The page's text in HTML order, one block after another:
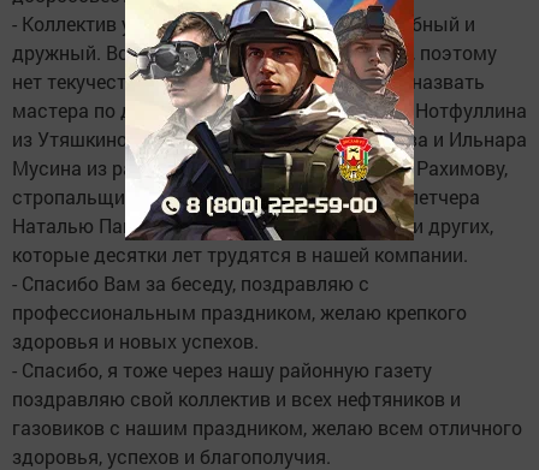
- Коллектив у нас стабильный, работоспособный и
дружный. Все получают неплохую зарплату, поэтому
нет текучести кадров. В числе лучших могу назвать
мастера по добыче нефти и газа Сагидуллу Нотфуллина
из Утяшкино, операторов Фарита Мингалеева и Ильнара
Мусина из райцентра, лаборанта Гульчачак Рахимову,
стропальщика Мидхата Фатхутдинова, диспетчера
Наталью Павлову (все из Новошешминска) и других,
которые десятки лет трудятся в нашей компании.
- Спасибо Вам за беседу, поздравляю с
профессиональным праздником, желаю крепкого
здоровья и новых успехов.
- Спасибо, я тоже через нашу районную газету
поздравляю свой коллектив и всех нефтяников и
газовиков с нашим праздником, желаю всем отличного
здоровья, успехов и благополучия.